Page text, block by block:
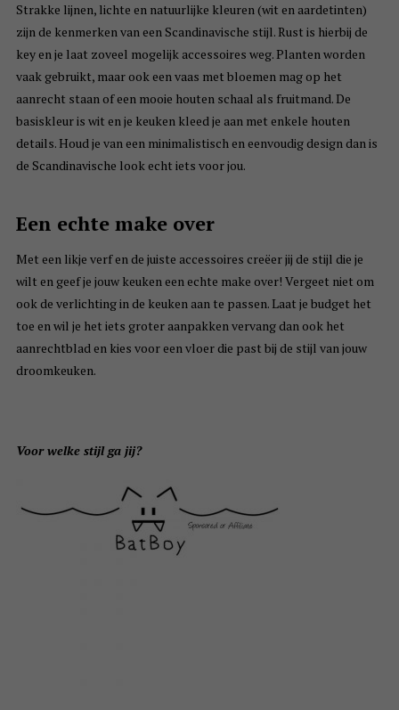
Strakke lijnen, lichte en natuurlijke kleuren (wit en aardetinten)
zijn de kenmerken van een Scandinavische stijl. Rust is hierbij de
key en je laat zoveel mogelijk accessoires weg. Planten worden
vaak gebruikt, maar ook een vaas met bloemen mag op het
aanrecht staan of een mooie houten schaal als fruitmand. De
basiskleur is wit en je keuken kleed je aan met enkele houten
details. Houd je van een minimalistisch en eenvoudig design dan is
de Scandinavische look echt iets voor jou.
Een echte make over
Met een likje verf en de juiste accessoires creëer jij de stijl die je
wilt en geef je jouw keuken een echte make over! Vergeet niet om
ook de verlichting in de keuken aan te passen. Laat je budget het
toe en wil je het iets groter aanpakken vervang dan ook het
aanrechtblad en kies voor een vloer die past bij de stijl van jouw
droomkeuken.
Voor welke stijl ga jij?